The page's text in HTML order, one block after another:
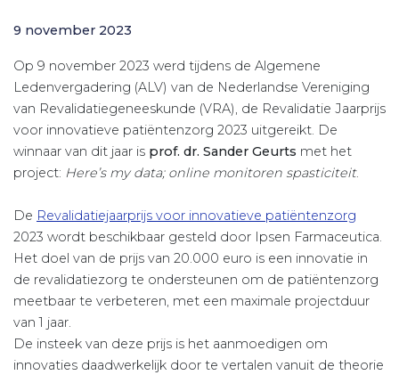
9 november 2023
Op 9 november 2023 werd tijdens de Algemene
Ledenvergadering (ALV) van de Nederlandse Vereniging
van Revalidatiegeneeskunde (VRA), de Revalidatie Jaarprijs
voor innovatieve patiëntenzorg 2023 uitgereikt. De
winnaar van dit jaar is prof. dr. Sander Geurts met het
project: Here’s my data; online monitoren spasticiteit.
De Revalidatiejaarprijs voor innovatieve patiëntenzorg
2023 wordt beschikbaar gesteld door Ipsen Farmaceutica.
Het doel van de prijs van 20.000 euro is een innovatie in
de revalidatiezorg te ondersteunen om de patiëntenzorg
meetbaar te verbeteren, met een maximale projectduur
van 1 jaar.
De insteek van deze prijs is het aanmoedigen om
innovaties daadwerkelijk door te vertalen vanuit de theorie